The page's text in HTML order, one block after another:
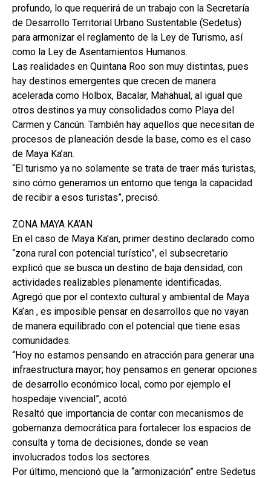
profundo, lo que requerirá de un trabajo con la Secretaría
de Desarrollo Territorial Urbano Sustentable (Sedetus)
para armonizar el reglamento de la Ley de Turismo, así
como la Ley de Asentamientos Humanos.
Las realidades en Quintana Roo son muy distintas, pues
hay destinos emergentes que crecen de manera
acelerada como Holbox, Bacalar, Mahahual, al igual que
otros destinos ya muy consolidados como Playa del
Carmen y Cancún. También hay aquellos que necesitan de
procesos de planeación desde la base, como es el caso
de Maya Ka’an.
“El turismo ya no solamente se trata de traer más turistas,
sino cómo generamos un entorno que tenga la capacidad
de recibir a esos turistas”, precisó.
ZONA MAYA KA’AN
En el caso de Maya Ka’an, primer destino declarado como
“zona rural con potencial turístico”, el subsecretario
explicó que se busca un destino de baja densidad, con
actividades realizables plenamente identificadas.
Agregó que por el contexto cultural y ambiental de Maya
Ka’an , es imposible pensar en desarrollos que no vayan
de manera equilibrado con el potencial que tiene esas
comunidades.
“Hoy no estamos pensando en atracción para generar una
infraestructura mayor; hoy pensamos en generar opciones
de desarrollo económico local, como por ejemplo el
hospedaje vivencial”, acotó.
Resaltó que importancia de contar con mecanismos de
gobernanza democrática para fortalecer los espacios de
consulta y toma de decisiones, donde se vean
involucrados todos los sectores.
Por último, mencionó que la “armonización” entre Sedetus